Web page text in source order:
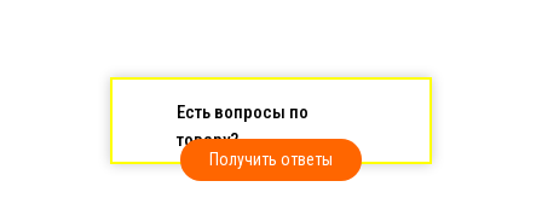
Есть вопросы по
товару?
Получить ответы